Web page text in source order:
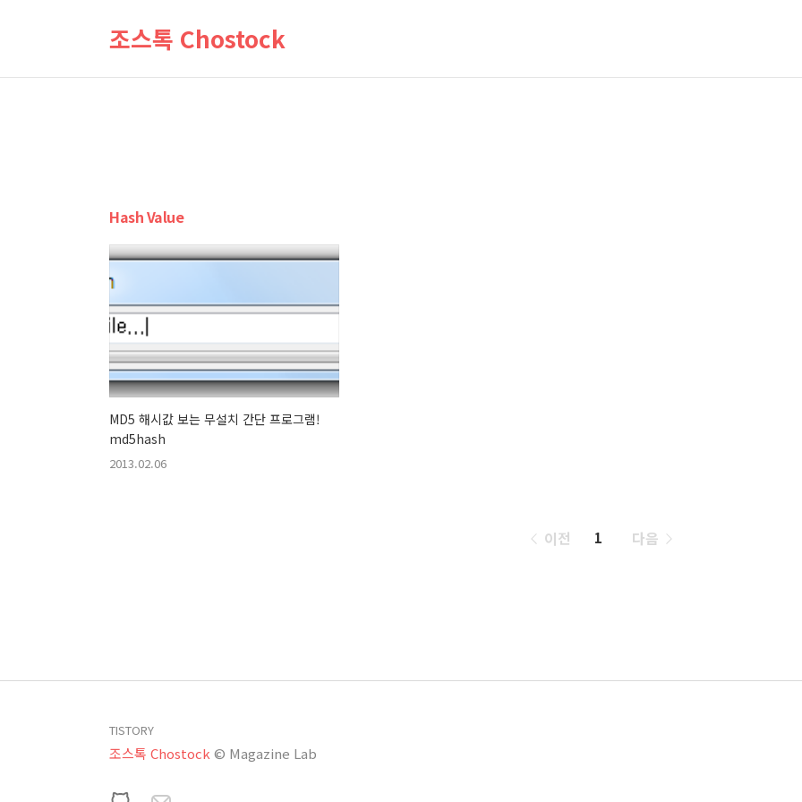
조스톡 Chostock
Hash Value
MD5 해시값 보는 무설치 간단 프로그램!
md5hash
2013.02.06
페
이전 1 다음
TISTORY
조스톡 Chostock © Magazine Lab